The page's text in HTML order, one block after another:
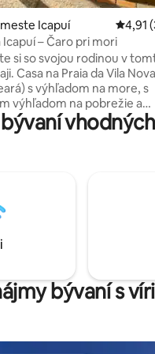
Icapuí
4,91
Icapuí – Čaro pri mori
si so svojou rodinou v
Nova
s výhľadom na more, s
výhľadom na pobrežie a
prístupovým
Má 5 apartmánov s
balkónom s
stolom, herným stolom a
Má ihrisko na plážový tenis /
bývaní s